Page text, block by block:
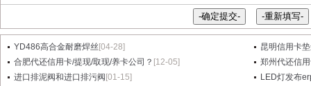
YD486高合金耐磨焊丝 [04-28]
昆明信用卡
合肥代还信用卡/提现/取现/养卡公司？ [12-05]
郑州代还信
进口排泥阀和进口排污阀 [01-15]
LED灯发布